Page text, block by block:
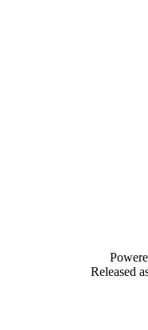
Released